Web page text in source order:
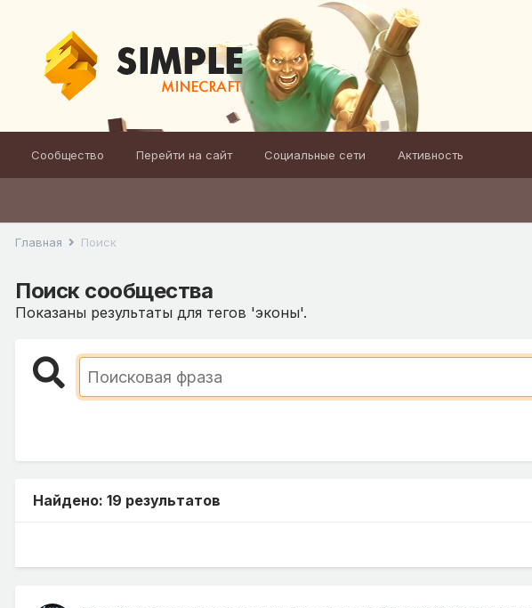
Сообщество Перейти на сайт Социальные сети Активность
Главная Поиск
Поиск сообщества
Показаны результаты для тегов 'эконы'.
Найдено: 19 результатов